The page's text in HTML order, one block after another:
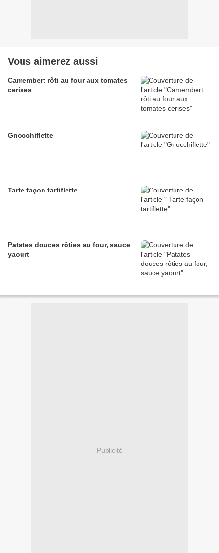
Vous aimerez aussi
Camembert rôti au four aux tomates
cerises
Gnocchiflette
Tarte façon tartiflette
Patates douces rôties au four, sauce
yaourt
Publicité